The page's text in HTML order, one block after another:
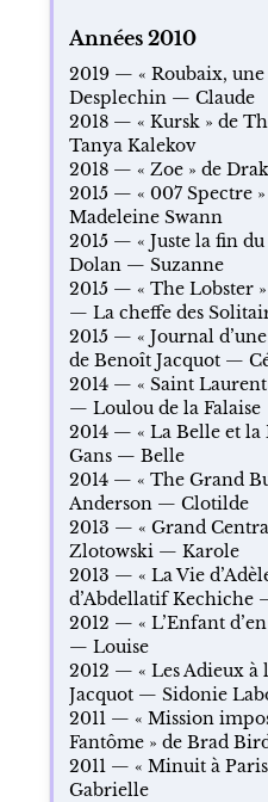
Années 2010
2019 — « Roubaix,
Desplechin — Claude
2018 — « Kursk » de
Tanya Kalekov
2018 — « Zoe » de
2015 — « 007 Spectre
Madeleine Swann
2015 — « Juste la fin
Dolan — Suzanne
2015 — « The Lobster
— La cheffe des
2015 — « Journal
de Benoît Jacquot —
2014 — « Saint
— Loulou de la Falaise
2014 — « La Belle et la
Gans — Belle
2014 — « The Grand
Anderson — Clotilde
2013 — « Grand
Zlotowski — Karole
2013 — « La Vie
d’Abdellatif Kechiche
2012 — « L’Enfant
— Louise
2012 — « Les Adieux à
Jacquot — Sidonie
2011 — « Mission
Fantôme » de Brad
2011 — « Minuit à
Gabrielle